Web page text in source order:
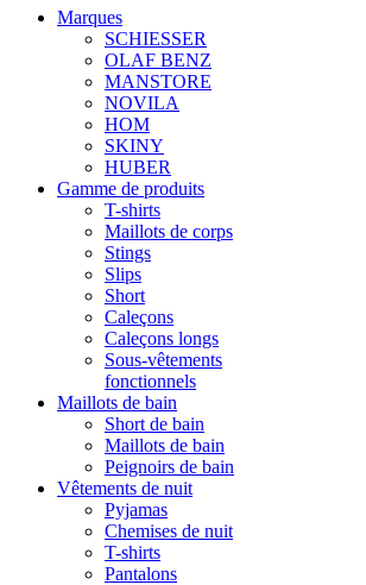
Marques
SCHIESSER
OLAF BENZ
MANSTORE
NOVILA
HOM
SKINY
HUBER
Gamme de produits
T-shirts
Maillots de corps
Stings
Slips
Short
Caleçons
Caleçons longs
Sous-vêtements
fonctionnels
Maillots de bain
Short de bain
Maillots de bain
Peignoirs de bain
Vêtements de nuit
Pyjamas
Chemises de nuit
T-shirts
Pantalons